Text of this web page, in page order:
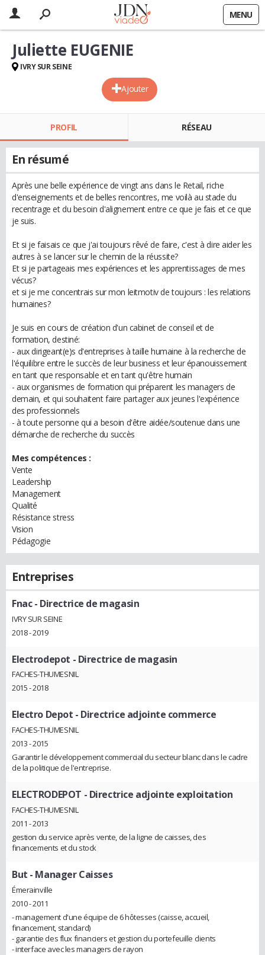
MENU
Ajouter
Juliette EUGENIE
IVRY SUR SEINE
PROFIL RÉSEAU
En résumé
Après une belle expérience de vingt ans dans le Retail, riche
d'enseignements et de belles rencontres, me voilà au stade du
recentrage et du besoin d'alignement entre ce que je fais et ce que
je suis.
Et si je faisais ce que j'ai toujours rêvé de faire, c'est à dire aider les
autres à se lancer sur le chemin de la réussite?
Et si je partageais mes expériences et les apprentissages de mes
vécus?
et si je me concentrais sur mon leitmotiv de toujours : les relations
humaines?
Je suis en cours de création d'un cabinet de conseil et de
formation, destiné:
- aux dirigeant(e)s d'entreprises à taille humaine à la recherche de
l'équilibre entre le succès de leur business et leur épanouissement
en tant que responsable et en tant qu'être humain
- aux organismes de formation qui préparent les managers de
demain, et qui souhaitent faire partager aux jeunes l'expérience
des professionnels
- à toute personne qui a besoin d'être aidée/soutenue dans une
démarche de recherche du succès
Mes compétences :
Vente
Leadership
Management
Qualité
Résistance stress
Vision
Pédagogie
Entreprises
Fnac- Directrice de magasin
IVRY SUR SEINE
2018 - 2019
Electrodepot - Directrice de magasin
FACHES-THUMESNIL
2015 - 2018
Electro Depot - Directrice adjointe commerce
FACHES-THUMESNIL
2013 - 2015
Garantir le développement commercial du secteur blanc dans le cadre
de la politique de l'entreprise.
ELECTRODEPOT - Directrice adjointe exploitation
FACHES-THUMESNIL
2011 - 2013
gestion du service après vente, de la ligne de caisses, des
financements et du stock
But - Manager Caisses
Émerainville
2010 - 2011
- management d'une équipe de 6 hôtesses (caisse, accueil,
financement, standard)
- garantie des flux financiers et gestion du portefeuille clients
- interface avec les managers de rayon